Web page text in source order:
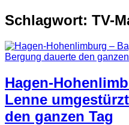
Schlagwort: TV-
Hagen-
Lenne
den ganzen Tag